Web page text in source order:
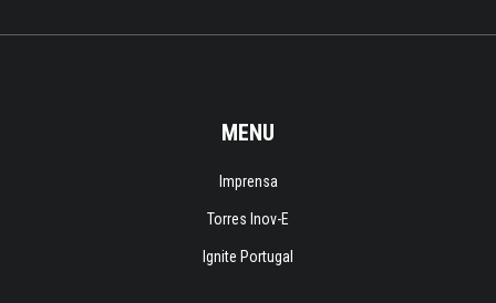
MENU
Imprensa
Torres Inov-E
Ignite Portugal